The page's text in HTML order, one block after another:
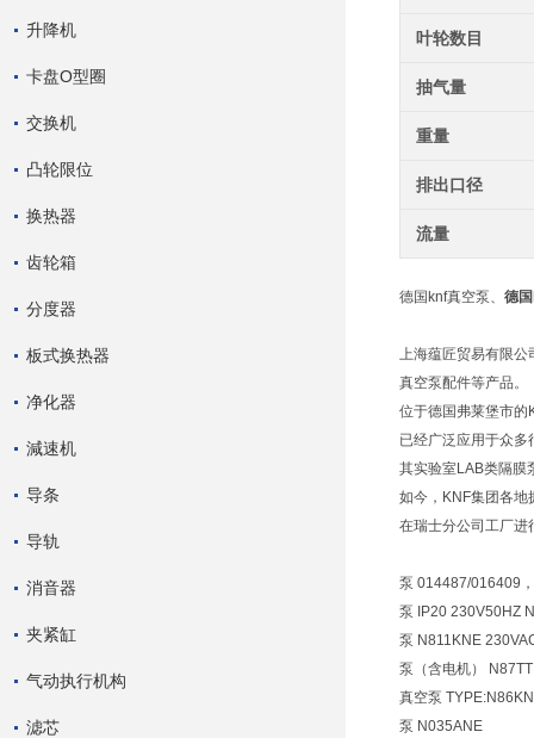
升降机
卡盘O型圈
交换机
凸轮限位
换热器
齿轮箱
分度器
板式换热器
净化器
減速机
导条
导轨
消音器
夹紧缸
气动执行机构
滤芯
叶轮数目
抽气量
重量
排出口径
流量
德国knf真空泵、 德
上海蕴匠贸易有限公
真空泵配件等产品。
位于德国弗莱堡市的
已经广泛应用于众
其实验室LAB类隔膜
如今，KNF集团各地
在瑞士分公司工厂进
泵 014487/016409
泵 IP20 230V50HZ
泵 N811KNE
泵（含电机）
真空泵
泵 N035ANE